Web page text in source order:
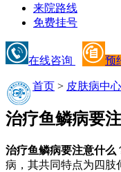
来院路线
免费挂号
在线咨询 预
首页 > 皮肤病中心
治疗鱼鳞病要
治疗鱼鳞病要注意什么
病，其共同特点为四肢